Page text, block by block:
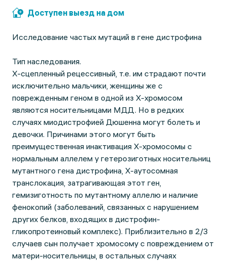
Доступен выезд на дом
Исследование частых мутаций в гене дистрофина
Тип наследования.
Х-сцепленный рецессивный, т.е. им страдают почти
исключительно мальчики, женщины же с
поврежденным геном в одной из Х-хромосом
являются носительницами МДД. Но в редких
случаях миодистрофией Дюшенна могут болеть и
девочки. Причинами этого могут быть
преимущественная инактивация Х-хромосомы с
нормальным аллелем у гетерозиготных носительниц
мутантного гена дистрофина, Х-аутосомная
транслокация, затрагивающая этот ген,
гемизиготность по мутантному аллелю и наличие
фенокопий (заболеваний, связанных с нарушением
других белков, входящих в дистрофин-
гликопротеиновый комплекс). Приблизительно в 2/3
случаев сын получает хромосому с повреждением от
матери-носительницы, в остальных случаях